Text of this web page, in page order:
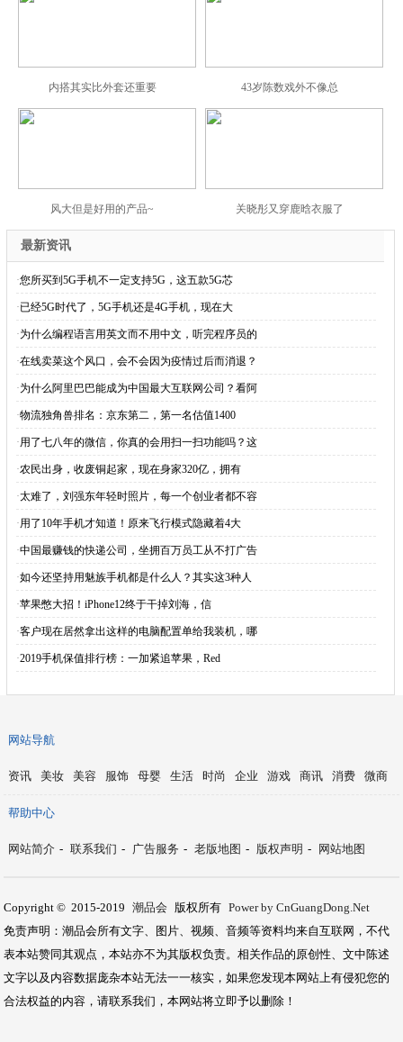
内搭其实比外套还重要 43岁陈数戏外不像总
风大但是好用的产品~ 关晓彤又穿鹿晗衣服了
最新资讯
·您所买到5G手机不一定支持5G，这五款5G芯
·已经5G时代了，5G手机还是4G手机，现在大
·为什么编程语言用英文而不用中文，听完程序员的
·在线卖菜这个风口，会不会因为疫情过后而消退？
·为什么阿里巴巴能成为中国最大互联网公司？看阿
·物流独角兽排名：京东第二，第一名估值1400
·用了七八年的微信，你真的会用扫一扫功能吗？这
·农民出身，收废铜起家，现在身家320亿，拥有
·太难了，刘强东年轻时照片，每一个创业者都不容
·用了10年手机才知道！原来飞行模式隐藏着4大
·中国最赚钱的快递公司，坐拥百万员工从不打广告
·如今还坚持用魅族手机都是什么人？其实这3种人
·苹果憋大招！iPhone12终于干掉刘海，信
·客户现在居然拿出这样的电脑配置单给我装机，哪
·2019手机保值排行榜：一加紧追苹果，Red
网站导航
资讯 美妆 美容 服饰 母婴 生活 时尚 企业 游戏 商讯 消费 微商
帮助中心
网站简介 - 联系我们 - 广告服务 - 老版地图 - 版权声明 - 网站地图
Copyright © 2015-2019 潮品会 版权所有 Power by CnGuangDong.Net
免责声明：潮品会所有文字、图片、视频、音频等资料均来自互联网，不代
表本站赞同其观点，本站亦不为其版权负责。相关作品的原创性、文中陈述
文字以及内容数据庞杂本站无法一一核实，如果您发现本网站上有侵犯您的
合法权益的内容，请联系我们，本网站将立即予以删除！